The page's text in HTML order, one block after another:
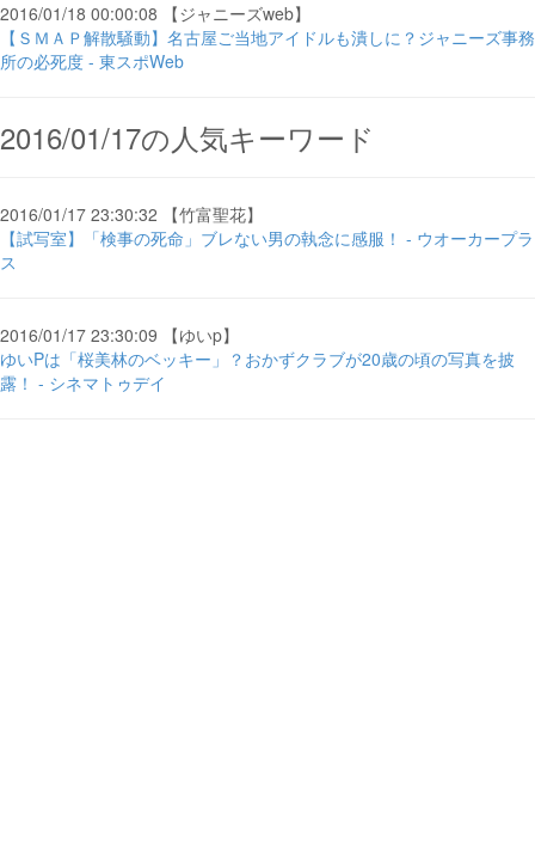
2016/01/18 00:00:08 【ジャニーズweb】
【ＳＭＡＰ解散騒動】名古屋ご当地アイドルも潰しに？ジャニーズ事務
所の必死度 - 東スポWeb
2016/01/17の人気キーワード
2016/01/17 23:30:32 【竹富聖花】
【試写室】「検事の死命」ブレない男の執念に感服！ - ウオーカープラ
ス
2016/01/17 23:30:09 【ゆいp】
ゆいPは「桜美林のベッキー」？おかずクラブが20歳の頃の写真を披
露！ - シネマトゥデイ